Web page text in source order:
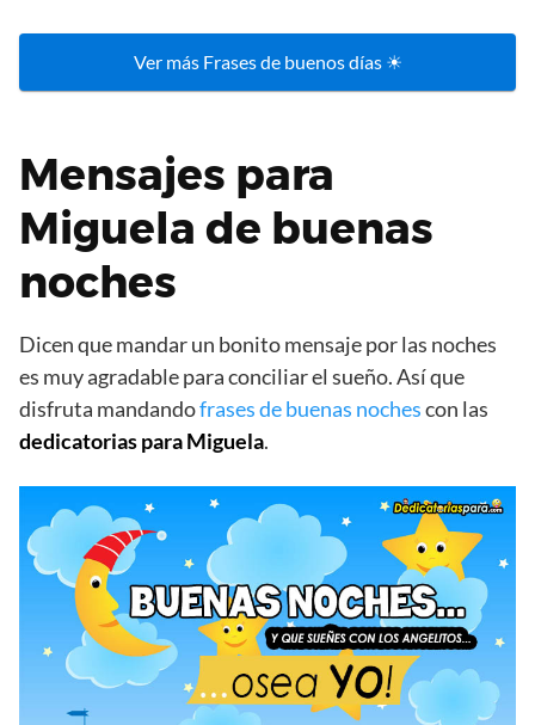
Ver más Frases de buenos días ☀
Mensajes para
Miguela de buenas
noches
Dicen que mandar un bonito mensaje por las noches
es muy agradable para conciliar el sueño. Así que
disfruta mandandofrases de buenas nochescon las
dedicatorias para Miguela.